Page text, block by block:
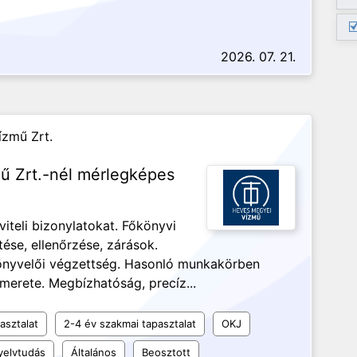
2026. 07. 21.
Zrt.
Zrt.-nél mérlegképes
bizonylatokat. Főkönyvi
ellenőrzése, zárások.
végzettség. Hasonló munkakörben
Megbízhatóság, precíz...
2-4 év szakmai tapasztalat OKJ
Általános Beosztott